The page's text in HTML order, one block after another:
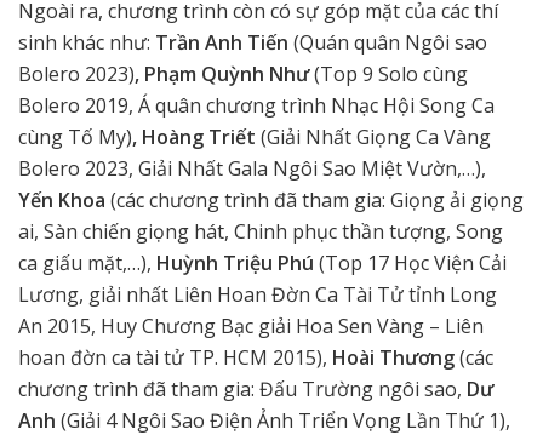
Ngoài ra, chương trình còn có sự góp mặt của các thí
sinh khác như: Trần Anh Tiến (Quán quân Ngôi sao
Bolero 2023), Phạm Quỳnh Như(Top 9 Solo cùng
Bolero 2019, Á quân chương trình Nhạc Hội Song Ca
cùng Tố My), Hoàng Triết (Giải Nhất Giọng Ca Vàng
Bolero 2023, Giải Nhất Gala Ngôi Sao Miệt Vườn,…),
Yến Khoa (các chương trình đã tham gia: Giọng ải giọng
ai, Sàn chiến giọng hát, Chinh phục thần tượng, Song
ca giấu mặt,…), Huỳnh Triệu Phú (Top 17 Học Viện Cải
Lương, giải nhất Liên Hoan Đờn Ca Tài Tử tỉnh Long
An 2015, Huy Chương Bạc giải Hoa Sen Vàng – Liên
hoan đờn ca tài tử TP. HCM 2015), Hoài Thương(các
chương trình đã tham gia: Đấu Trường ngôi sao, Dư
Anh (Giải 4 Ngôi Sao Điện Ảnh Triển Vọng Lần Thứ 1),